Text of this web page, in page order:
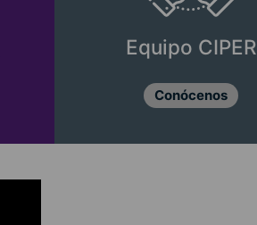
Equipo CIPER
Conócenos